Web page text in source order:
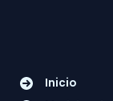
Inicio